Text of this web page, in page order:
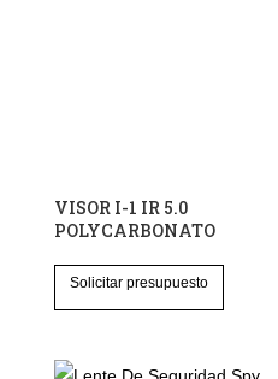
VISOR I-1 IR 5.0
POLYCARBONATO
Solicitar presupuesto